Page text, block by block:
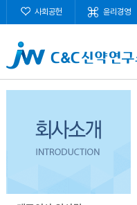
사회공헌 윤리경영